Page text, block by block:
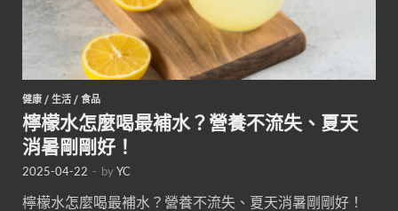
健康 / 生活 / 食品
檸檬水怎麼喝最補水？營養不流失、夏天
消暑剛剛好！
2025-04-22 - byYC
檸檬水怎麼喝最補水？營養不流失、夏天消暑剛剛好！